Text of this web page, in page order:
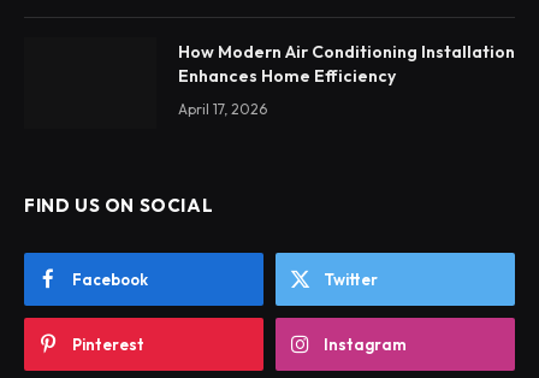
How Modern Air Conditioning Installation
Enhances Home Efficiency
April 17, 2026
FIND US ON SOCIAL
Facebook Twitter
Pinterest Instagram